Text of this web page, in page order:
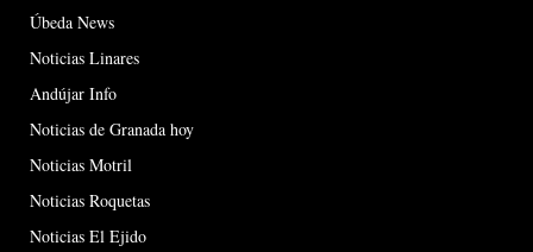
Úbeda News
Noticias Linares
Andújar Info
Noticias de Granada hoy
Noticias Motril
Noticias Roquetas
Noticias El Ejido